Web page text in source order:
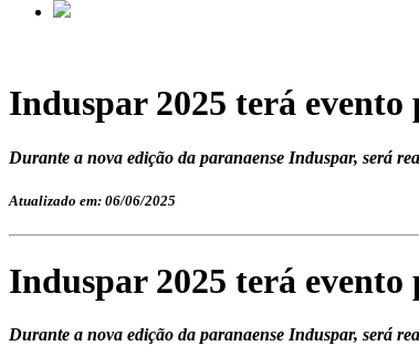
Induspar 2025 terá evento
Durante a nova edição da paranaense Induspar, será
Atualizado em: 06/06/2025
Induspar 2025 terá evento
Durante a nova edição da paranaense Induspar, será